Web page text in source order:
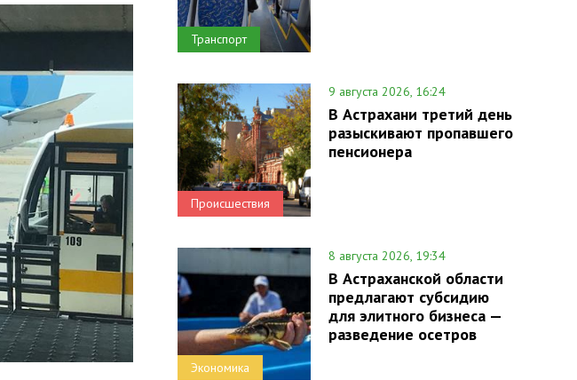
Транспорт
Происшествия
9 августа 2026, 16:24
В Астрахани третий день
разыскивают пропавшего
пенсионера
Экономика
8 августа 2026, 19:34
В Астраханской области
предлагают субсидию
для элитного бизнеса —
разведение осетров